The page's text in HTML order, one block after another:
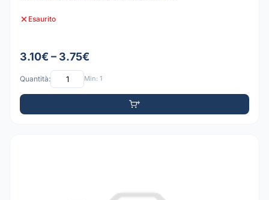
Esaurito
3.10€ – 3.75€
Quantità: Min: 1